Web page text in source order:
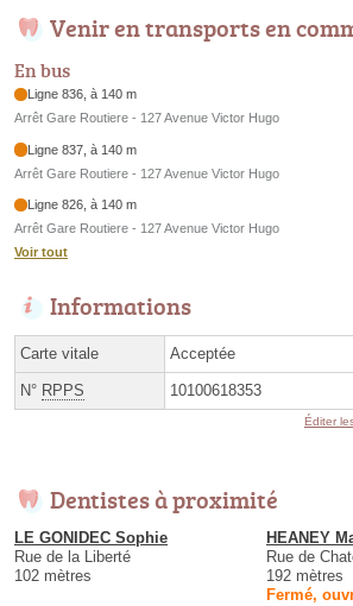
Venir en transports en
En bus
Ligne 836, à 140 m
Arrêt Gare Routiere - 127 Avenue Victor Hugo
Ligne 837, à 140 m
Arrêt Gare Routiere - 127 Avenue Victor Hugo
Ligne 826, à 140 m
Arrêt Gare Routiere - 127 Avenue Victor Hugo
Voir tout
Informations
Carte vitale Acceptée
N° RPPS 10100618353
Éditer
Dentistes à proximité
LE GONIDEC Sophie
Rue de la Liberté
102 mètres
HEANEY
Rue de
192 mètres
Fermé,